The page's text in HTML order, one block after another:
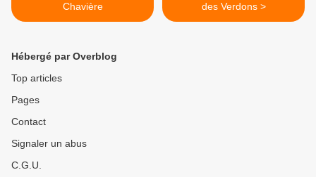
Chavière
des Verdons >
Hébergé par Overblog
Top articles
Pages
Contact
Signaler un abus
C.G.U.